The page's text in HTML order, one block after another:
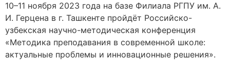
10–11 ноября 2023 года на базе Филиала РГПУ им. А.
И. Герцена в г. Ташкенте пройдёт Российско-
узбекская научно-методическая конференция
«Методика преподавания в современной школе:
актуальные проблемы и инновационные решения».